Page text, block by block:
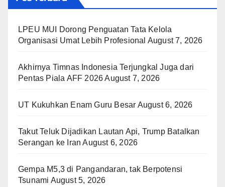
LPEU MUI Dorong Penguatan Tata Kelola
Organisasi Umat Lebih Profesional August 7, 2026
Akhirnya Timnas Indonesia Terjungkal Juga dari
Pentas Piala AFF 2026 August 7, 2026
UT Kukuhkan Enam Guru Besar August 6, 2026
Takut Teluk Dijadikan Lautan Api, Trump Batalkan
Serangan ke Iran August 6, 2026
Gempa M5,3 di Pangandaran, tak Berpotensi
Tsunami August 5, 2026